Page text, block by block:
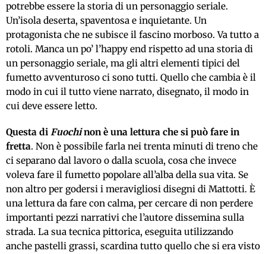
potrebbe essere la storia di un personaggio seriale.
Un’isola deserta, spaventosa e inquietante. Un
protagonista che ne subisce il fascino morboso. Va tutto a
rotoli. Manca un po’ l’happy end rispetto ad una storia di
un personaggio seriale, ma gli altri elementi tipici del
fumetto avventuroso ci sono tutti. Quello che cambia è il
modo in cui il tutto viene narrato, disegnato, il modo in
cui deve essere letto.
Questa di Fuochinon è una lettura che si può fare in
fretta. Non è possibile farla nei trenta minuti di treno che
ci separano dal lavoro o dalla scuola, cosa che invece
voleva fare il fumetto popolare all’alba della sua vita. Se
non altro per godersi i meravigliosi disegni di Mattotti. È
una lettura da fare con calma, per cercare di non perdere
importanti pezzi narrativi che l’autore dissemina sulla
strada. La sua tecnica pittorica, eseguita utilizzando
anche pastelli grassi, scardina tutto quello che si era visto